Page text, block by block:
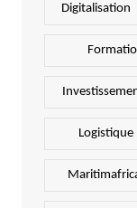
Digitalisation
Logistique